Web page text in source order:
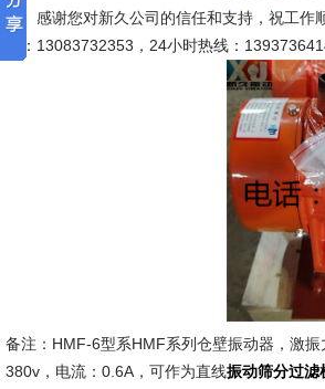
感谢您对新久公司的信任和支持，祝工作顺
话：13083732353，24小时热线：
备注：HMF-6型系HMF系列仓壁振动器，激
380v，电流：0.6A，可作为直线振动筛分过滤